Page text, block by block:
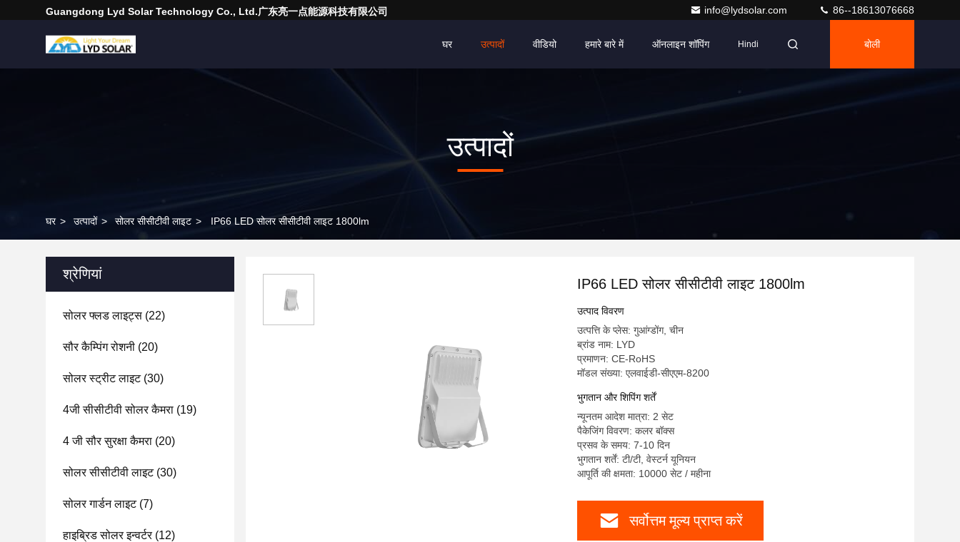
Guangdong Lyd Solar Technology Co., Ltd.广东亮一点能源科技有限公司 info@lydsolar.com 86--18613076668
घर उत्पादों वीडियो हमारे बारे में ऑनलाइन शॉपिंग Hindi बोली
उत्पादों
घर > उत्पादों > सोलर सीसीटीवी लाइट > IP66 LED सोलर सीसीटीवी लाइट 1800lm
श्रेणियां
सोलर फ्लड लाइट्स (22)
सौर कैम्पिंग रोशनी (20)
सोलर स्ट्रीट लाइट(30)
4जी सीसीटीवी सोलर कैमरा (19)
4 जी सौर सुरक्षा कैमरा (20)
सोलर सीसीटीवी लाइट(30)
सोलर गार्डन लाइट(7)
हाइब्रिड सोलर इन्वर्टर(12)
IP66 LED सोलर सीसीटीवी लाइट 1800lm
उत्पाद विवरण
उत्पत्ति के प्लेस: गुआंग्डोंग, चीन
ब्रांड नाम: LYD
प्रमाणन: CE-RoHS
मॉडल संख्या: एलवाईडी-सीएएम-8200
भुगतान और शिपिंग शर्तें
न्यूनतम आदेश मात्रा: 2 सेट
पैकेजिंग विवरण: कलर बॉक्स
प्रसव के समय: 7-10 दिन
भुगतान शर्तें: टी/टी, वेस्टर्न यूनियन
आपूर्ति की क्षमता: 10000 सेट / महीना
सर्वोत्तम मूल्य प्राप्त करें